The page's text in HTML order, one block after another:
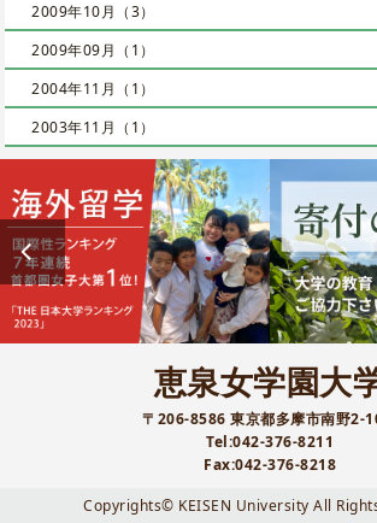
2009年10月（3）
2009年09月（1）
2004年11月（1）
2003年11月（1）
恵泉女学園大
〒206-8586 東京都多摩市南野2-
Tel:042-376-8211
Fax:042-376-8218
Copyrights© KEISEN University All